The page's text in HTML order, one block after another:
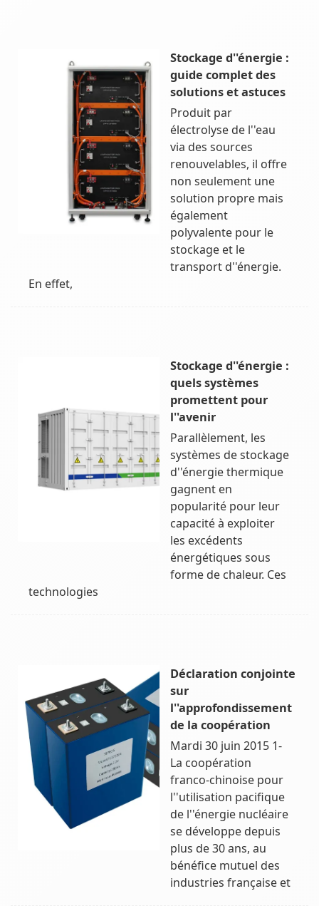
Stockage d''énergie :
guide complet des
solutions et astuces
Produit par
électrolyse de l''eau
via des sources
renouvelables, il offre
non seulement une
solution propre mais
également
polyvalente pour le
stockage et le
transport d''énergie.
En effet,
Stockage d''énergie :
quels systèmes
promettent pour
l''avenir
Parallèlement, les
systèmes de stockage
d''énergie thermique
gagnent en
popularité pour leur
capacité à exploiter
les excédents
énergétiques sous
forme de chaleur. Ces
technologies
Déclaration conjointe
sur
l''approfondissement
de la coopération
Mardi 30 juin 2015 1-
La coopération
franco-chinoise pour
l''utilisation pacifique
de l''énergie nucléaire
se développe depuis
plus de 30 ans, au
bénéfice mutuel des
industries française et